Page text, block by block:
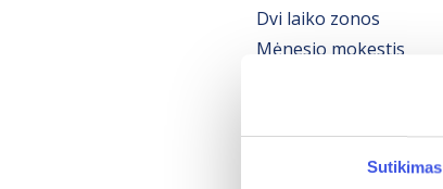
Sutikimas
Dvi laiko zonos
Mėnesio mokestis
0,176 €/kWh